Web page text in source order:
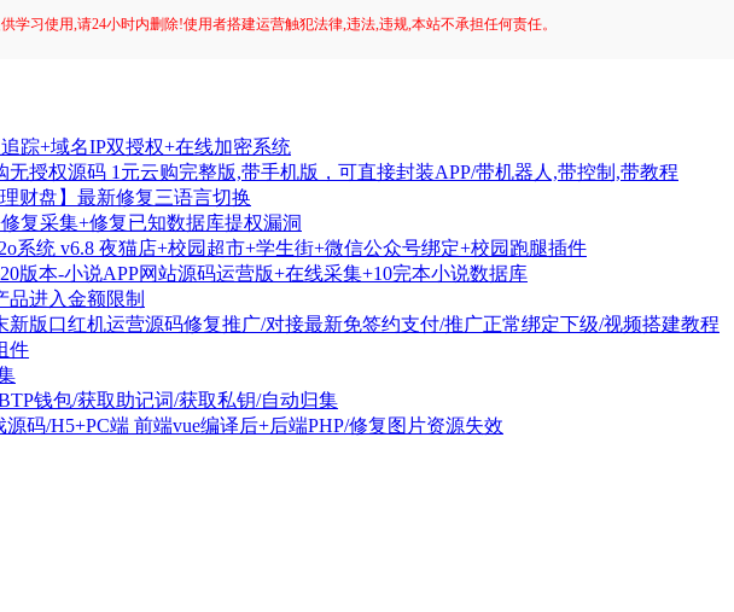
学习使用,请24小时内删除!使用者搭建运营触犯法律,违法,违规,本站不承担任何责任。
踪+域名IP双授权+在线加密系统
无授权源码 1元云购完整版,带手机版，可直接封装APP/带机器人,带控制,带教程
财盘】最新修复三语言切换
复采集+修复已知数据库提权漏洞
系统 v6.8 夜猫店+校园超市+学生街+微信公众号绑定+校园跑腿插件
版本-小说APP网站源码运营版+在线采集+10完本小说数据库
品进入金额限制
新版口红机运营源码修复推广/对接最新免签约支付/推广正常绑定下级/视频搭建教程
件
钱包/获取助记词/获取私钥/自动归集
源码/H5+PC端 前端vue编译后+后端PHP/修复图片资源失效